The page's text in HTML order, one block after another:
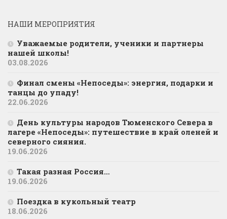
НАШИ МЕРОПРИЯТИЯ
Уважаемые родители, ученики и партнеры
нашей школы!
03.08.2026
Финал смены «Непоседы»: энергия, подарки и
танцы до упаду!
22.06.2026
День культуры народов Тюменского Севера в
лагере «Непоседы»: путешествие в край оленей и
северного сияния.
19.06.2026
Такая разная Россия…
19.06.2026
Поездка в кукольный театр
18.06.2026